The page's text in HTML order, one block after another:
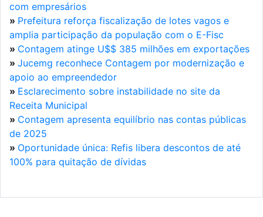
com empresários
» Prefeitura reforça fiscalização de lotes vagos e
amplia participação da população com o E-Fisc
» Contagem atinge U$$ 385 milhões em exportações
» Jucemg reconhece Contagem por modernização e
apoio ao empreendedor
» Esclarecimento sobre instabilidade no site da
Receita Municipal
» Contagem apresenta equilíbrio nas contas públicas
de 2025
» Oportunidade única: Refis libera descontos de até
100% para quitação de dívidas